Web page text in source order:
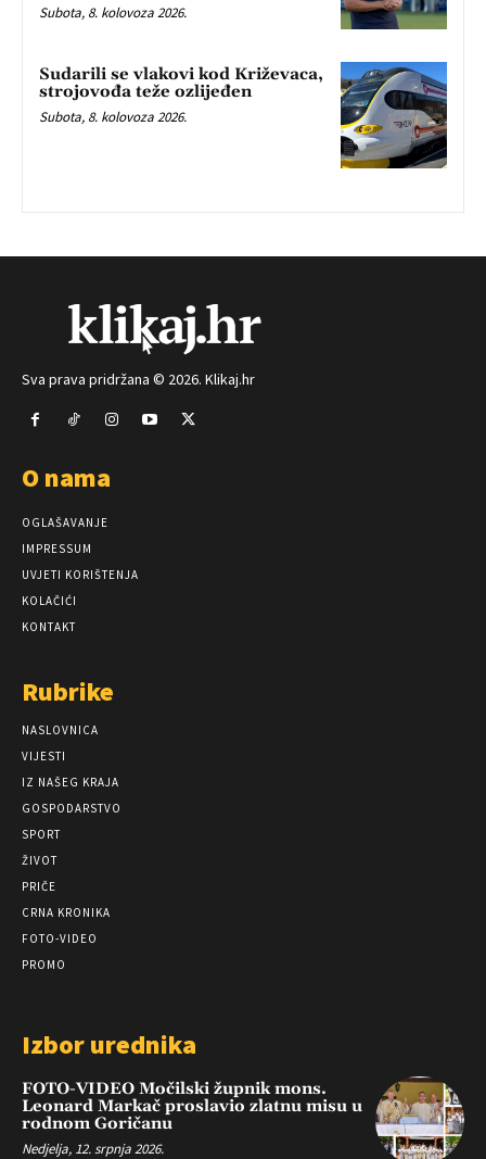
Subota, 8. kolovoza 2026.
Sudarili se vlakovi kod Križevaca,
strojovođa teže ozlijeđen
Subota, 8. kolovoza 2026.
Sva prava pridržana © 2026. Klikaj.hr
O nama
OGLAŠAVANJE
IMPRESSUM
UVJETI KORIŠTENJA
KOLAČIĆI
KONTAKT
Rubrike
NASLOVNICA
VIJESTI
IZ NAŠEG KRAJA
GOSPODARSTVO
SPORT
ŽIVOT
PRIČE
CRNA KRONIKA
FOTO-VIDEO
PROMO
Izbor urednika
FOTO-VIDEO Močilski župnik mons.
Leonard Markač proslavio zlatnu misu u
rodnom Goričanu
Nedjelja, 12. srpnja 2026.